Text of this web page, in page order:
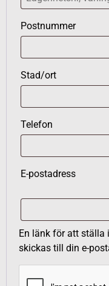
Postnummer
Stad/ort
Telefon
E-postadress
En länk för att ställa
skickas till din e-